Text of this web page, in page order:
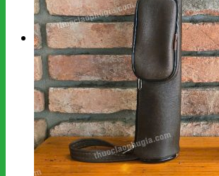
kiếm:
Giỏ hàng
Chưa có sản phẩm trong giỏ hàng.